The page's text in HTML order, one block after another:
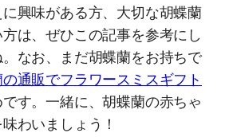
興味がある方、大切な胡蝶蘭
は、ぜひこの記事を参考にし
なお、まだ胡蝶蘭をお持ちで
通販でフラワースミスギフト
す。一緒に、胡蝶蘭の赤ちゃ
わいましょう！